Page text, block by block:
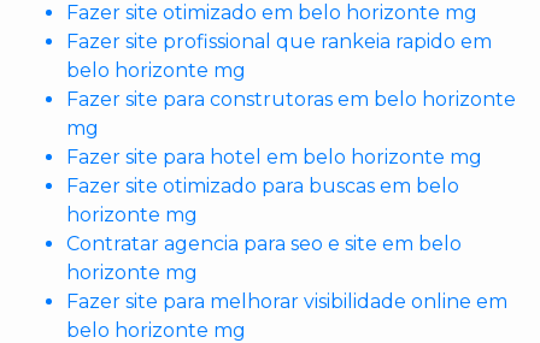
Fazer site otimizado em belo horizonte mg
Fazer site profissional que rankeia rapido em
belo horizonte mg
Fazer site para construtoras em belo horizonte
mg
Fazer site para hotel em belo horizonte mg
Fazer site otimizado para buscas em belo
horizonte mg
Contratar agencia para seo e site em belo
horizonte mg
Fazer site para melhorar visibilidade online em
belo horizonte mg